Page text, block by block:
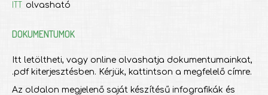
ITT olvasható
DOKUMENTUMOK
Itt letöltheti, vagy online olvashatja dokumentumainkat,
.pdf kiterjesztésben. Kérjük, kattintson a megfelelő címre.
Az oldalon megjelenő saját készítésű infografikák és